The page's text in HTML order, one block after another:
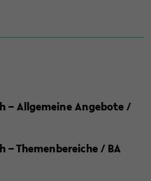
– Allgemeine Angebote /
Themenbereiche / BA